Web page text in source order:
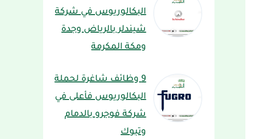
البكالوريوس في شركة
شيندلر بالرياض وجدة
ومكة المكرمة
9 وظائف شاغرة لحملة
البكالوريوس فأعلى في
شركة فوجرو بالدمام
وتبوك